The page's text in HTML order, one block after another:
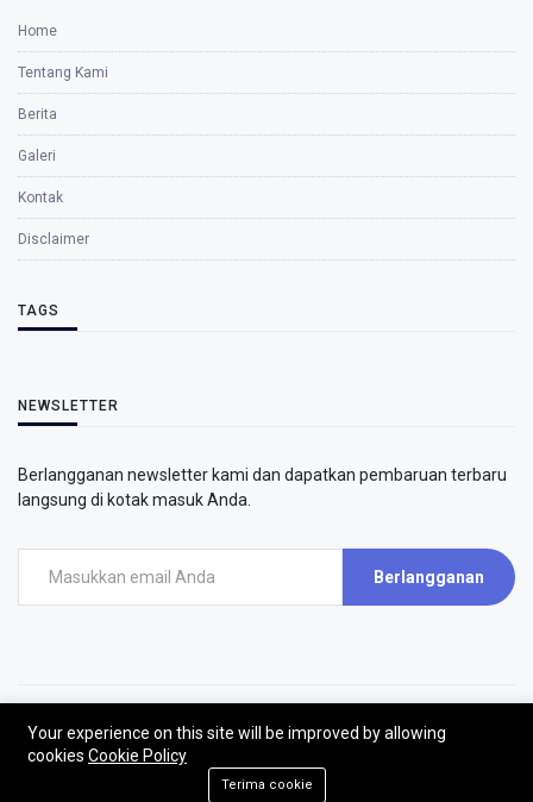
Home
Tentang Kami
Berita
Galeri
Kontak
Disclaimer
TAGS
NEWSLETTER
Berlangganan newsletter kami dan dapatkan pembaruan terbaru
langsung di kotak masuk Anda.
Berlangganan
©2026 - AirPutih
AirPutih | All rights reserved.
Your experience on this site will be improved by allowing
cookies Cookie Policy
Terima cookie